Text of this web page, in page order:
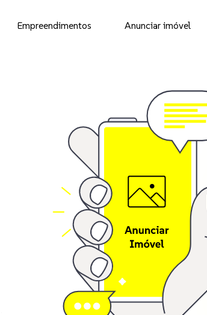
Empreendimentos Anunciar imóvel